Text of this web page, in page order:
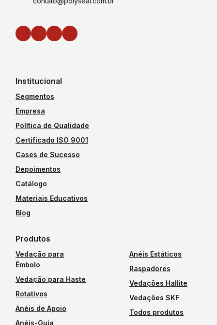
Institucional
Segmentos
Empresa
Política de Qualidade
Certificado ISO 9001
Cases de Sucesso
Depoimentos
Catálogo
Materiais Educativos
Blog
Produtos
Vedação para
Êmbolo
Vedação para Haste
Rotativos
Anéis de Apoio
Anéis-Guia
Anéis Estáticos
Raspadores
Vedações Hallite
Vedações SKF
Todos produtos